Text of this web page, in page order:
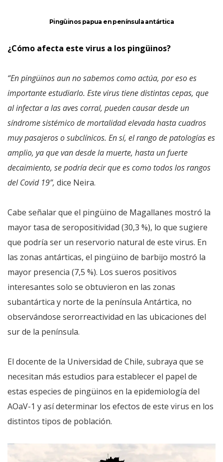
Pingüinos papua en península antártica
¿Cómo afecta este virus a los pingüinos?
“En pingüinos aun no sabemos como actúa, por eso es
importante estudiarlo. Este virus tiene distintas cepas, que
al infectar a las aves corral, pueden causar desde un
síndrome sistémico de mortalidad elevada hasta cuadros
muy pasajeros o subclínicos. En sí, el rango de patologías es
amplio, ya que van desde la muerte, hasta un fuerte
decaimiento, se podría decir que es como todos los rangos
del Covid 19”, dice Neira.
Cabe señalar que el pingüino de Magallanes mostró la
mayor tasa de seropositividad (30,3 %), lo que sugiere
que podría ser un reservorio natural de este virus. En
las zonas antárticas, el pingüino de barbijo mostró la
mayor presencia (7,5 %). Los sueros positivos
interesantes solo se obtuvieron en las zonas
subantártica y norte de la península Antártica, no
observándose serorreactividad en las ubicaciones del
sur de la península.
El docente de la Universidad de Chile, subraya que se
necesitan más estudios para establecer el papel de
estas especies de pingüinos en la epidemiología del
AOaV-1 y así determinar los efectos de este virus en los
distintos tipos de población.